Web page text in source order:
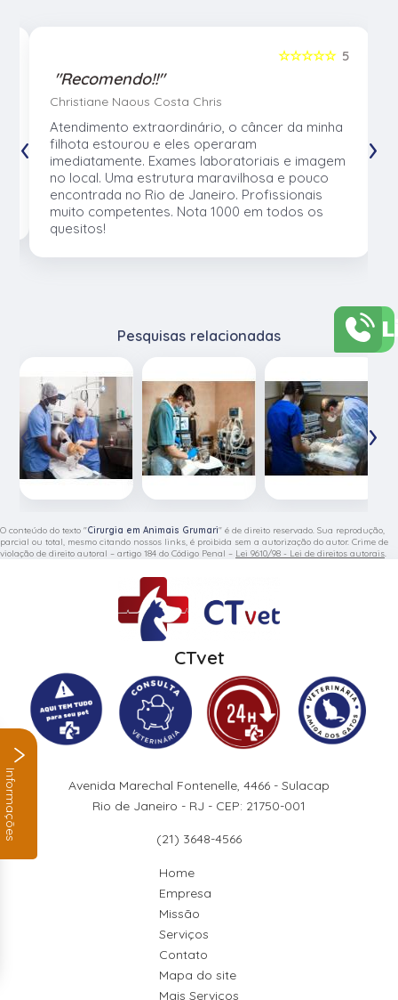
5
☆☆☆☆☆
"Recomendo!!"
Christiane Naous Costa Chris
Atendimento extraordinário, o câncer da minha
filhota estourou e eles operaram
imediatamente. Exames laboratoriais e imagem
no local. Uma estrutura maravilhosa e pouco
encontrada no Rio de Janeiro. Profissionais
muito competentes. Nota 1000 em todos os
quesitos!
‹ ›
Pesquisas relacionadas
‹ ›
O conteúdo do texto "Cirurgia em Animais Grumari" é de direito reservado. Sua reprodução,
parcial ou total, mesmo citando nossos links, é proibida sem a autorização do autor. Crime de
violação de direito autoral – artigo 184 do Código Penal – Lei 9610/98 - Lei de direitos autorais.
CTvet
Avenida Marechal Fontenelle, 4466 - Sulacap
Rio de Janeiro - RJ - CEP: 21750-001
(21) 3648-4566
Home
Empresa
Missão
Serviços
Contato
Mapa do site
Mais Serviços
Informações